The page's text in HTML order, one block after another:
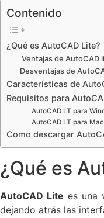
Contenido
¿Qué es AutoCAD Lite?
Ventajas de AutoCAD
Desventajas de
Características de
Requisitos para
AutoCAD LT para
AutoCAD LT para Mac
Como descargar
¿Qué es
AutoCAD Lite es una
dejando atrás las